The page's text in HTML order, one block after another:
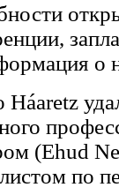
о
Háaretz
(Ehud
по